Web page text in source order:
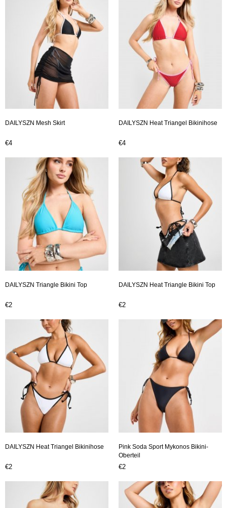
DAILYSZN Mesh Skirt
€4
DAILYSZN Heat Triangel Bikinihose
€4
DAILYSZN Triangle Bikini Top
€2
DAILYSZN Heat Triangle Bikini Top
€2
DAILYSZN Heat Triangel Bikinihose
€2
Pink Soda Sport Mykonos Bikini-
Oberteil
€2